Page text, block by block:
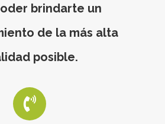
brindarte un
de la más alta
posible.